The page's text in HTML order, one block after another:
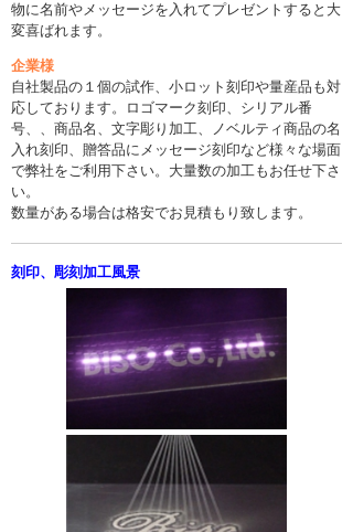
物に名前やメッセージを入れてプレゼントすると大
変喜ばれます。
企業様
自社製品の１個の試作、小ロット刻印や量産品も対
応しております。ロゴマーク刻印、シリアル番
号、、商品名、文字彫り加工、ノベルティ商品の名
入れ刻印、贈答品にメッセージ刻印など様々な場面
で弊社をご利用下さい。大量数の加工もお任せ下さ
い。
数量がある場合は格安でお見積もり致します。
刻印、彫刻加工風景